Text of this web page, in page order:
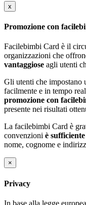
x
Promozione con
Facilebimbi Card è il
organizzazioni che
vantaggiose agli utenti
Gli utenti che impostano
facilmente e in tempo
promozione con
presente nei risultati
La facilebimbi Card è
convenzioni è
nome, cognome e
×
Privacy
In base alla legge